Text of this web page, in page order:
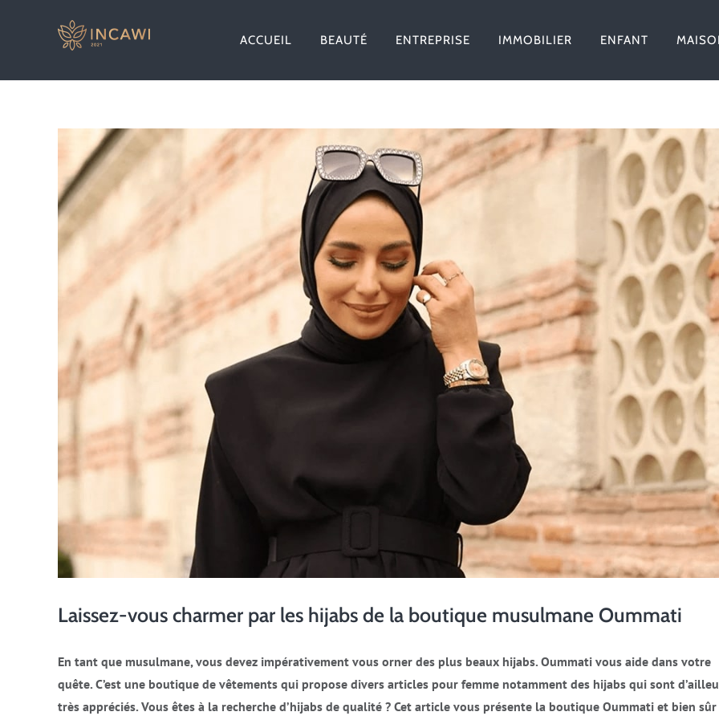
ACCUEIL BEAUTÉ ENTREPRISE IMMOBILIER ENFANT
Laissez-vous charmer par les hijabs de la boutique musulmane Oummati
En tant que musulmane, vous devez impérativement vous orner des plus beaux hijabs. Oummati vous aide dans votre
quête. C’est une boutique de vêtements qui propose divers articles pour femme notamment des hijabs qui sont
très appréciés. Vous êtes à la recherche d’hijabs de qualité ? Cet article vous présente la boutique Oummati et bien sûr